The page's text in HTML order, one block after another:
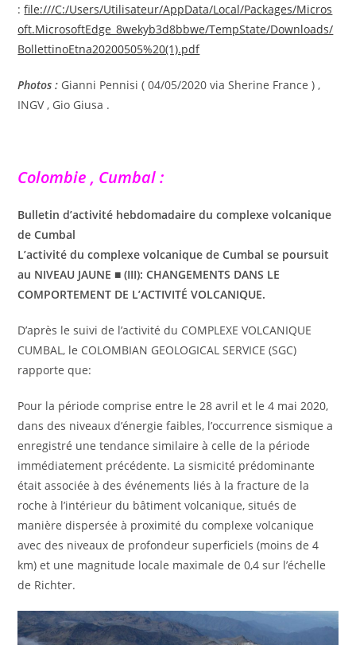
:file:///C:/Users/Utilisateur/AppData/Local/Packages/Micros
oft.MicrosoftEdge_8wekyb3d8bbwe/TempState/Downloads/
BollettinoEtna20200505%20(1).pdf
Photos : Gianni Pennisi ( 04/05/2020 via Sherine France ) ,
INGV , Gio Giusa .
Colombie , Cumbal :
Bulletin d’activité hebdomadaire du complexe volcanique
de Cumbal
L’activité du complexe volcanique de Cumbal se poursuit
au NIVEAU JAUNE ■ (III): CHANGEMENTS DANS LE
COMPORTEMENT DE L’ACTIVITÉ VOLCANIQUE.
D’après le suivi de l’activité du COMPLEXE VOLCANIQUE
CUMBAL, le COLOMBIAN GEOLOGICAL SERVICE (SGC)
rapporte que:
Pour la période comprise entre le 28 avril et le 4 mai 2020,
dans des niveaux d’énergie faibles, l’occurrence sismique a
enregistré une tendance similaire à celle de la période
immédiatement précédente. La sismicité prédominante
était associée à des événements liés à la fracture de la
roche à l’intérieur du bâtiment volcanique, situés de
manière dispersée à proximité du complexe volcanique
avec des niveaux de profondeur superficiels (moins de 4
km) et une magnitude locale maximale de 0,4 sur l’échelle
de Richter.